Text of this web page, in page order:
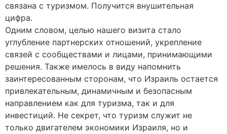
связана с туризмом. Получится внушительная
цифра.
Одним словом, целью нашего визита стало
углубление партнерских отношений, укрепление
связей с сообществами и лицами, принимающими
решения. Также имелось в виду напомнить
заинтересованным сторонам, что Израиль остается
привлекательным, динамичным и безопасным
направлением как для туризма, так и для
инвестиций. Не секрет, что туризм служит не
только двигателем экономики Израиля, но и